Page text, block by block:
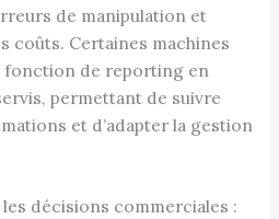
de manipulation et
coûts. Certaines machines
de reporting en
permettant de suivre
et d’adapter la gestion
décisions commerciales :